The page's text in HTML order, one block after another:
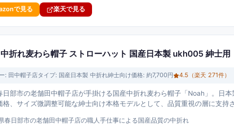
で見る 楽天で見る
折れ麦わら帽子 ストローハット 国産日本製 ukh005 紳士用
: 田中帽子店タイプ: 国産日本製 中折れ紳士向け価格: 約7,700円 4.5 （楽天 271件）
日部市の老舗田中帽子店が手掛ける国産中折れ麦わら帽子「Noah」。日
格、サイズ微調整可能な紳士向け本格モデルとして、品質重視の層に支持さ
春日部市の老舗田中帽子店の職人手仕事による国産品質の中折れ